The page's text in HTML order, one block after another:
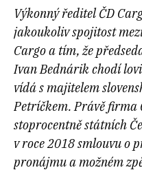
Výkonný ředitel ČD
jakoukoliv spojitost
Cargo a tím, že
Ivan Bednárik chodí
vídá s majitelem
Petríčkem. Právě firma
stoprocentně státních
v roce 2018 smlouvu o
pronájmu a možném